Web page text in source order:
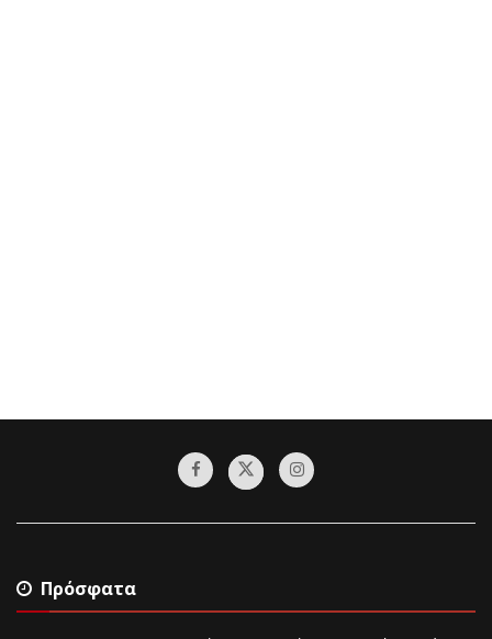
Πρόσφατα